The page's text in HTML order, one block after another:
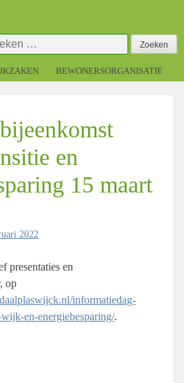
BEWONERSORGANISATIE
en
15 maart
2022
presentaties en
op
informatiedag-
en-energiebesparing/.